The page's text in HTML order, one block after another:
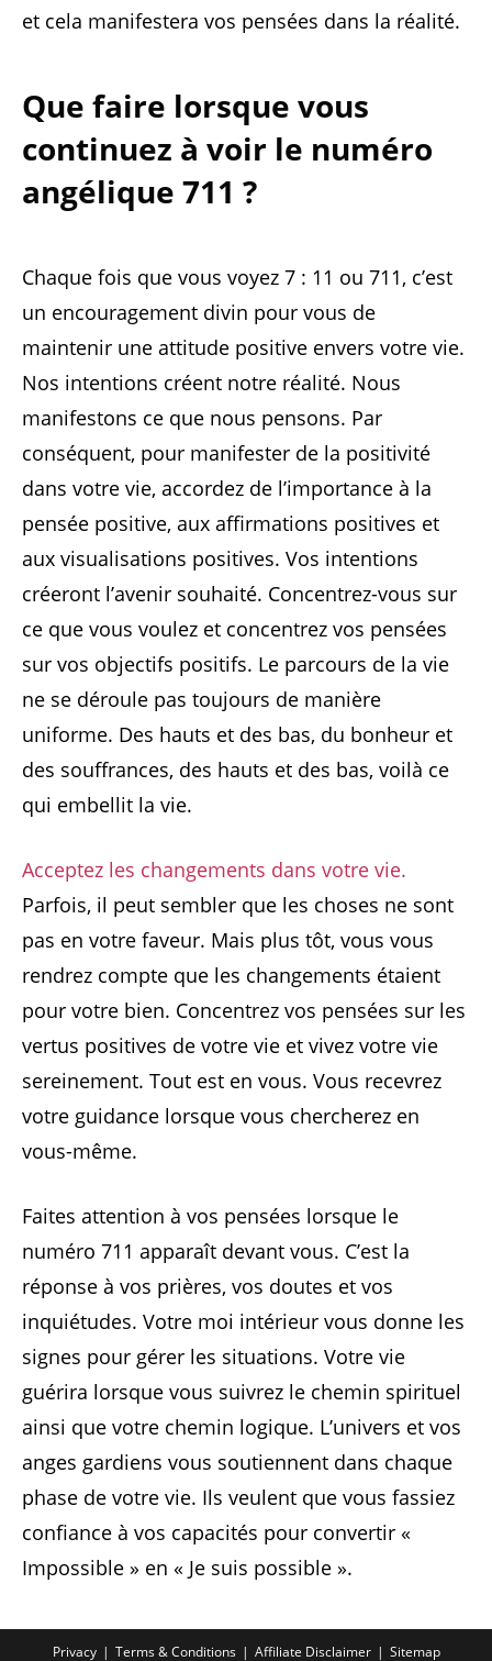
et cela manifestera vos pensées dans la réalité.
Que faire lorsque vous
continuez à voir le numéro
angélique 711 ?
Chaque fois que vous voyez 7 : 11 ou 711, c’est
un encouragement divin pour vous de
maintenir une attitude positive envers votre vie.
Nos intentions créent notre réalité. Nous
manifestons ce que nous pensons. Par
conséquent, pour manifester de la positivité
dans votre vie, accordez de l’importance à la
pensée positive, aux affirmations positives et
aux visualisations positives. Vos intentions
créeront l’avenir souhaité. Concentrez-vous sur
ce que vous voulez et concentrez vos pensées
sur vos objectifs positifs. Le parcours de la vie
ne se déroule pas toujours de manière
uniforme. Des hauts et des bas, du bonheur et
des souffrances, des hauts et des bas, voilà ce
qui embellit la vie.
Acceptez les changements dans votre vie.
Parfois, il peut sembler que les choses ne sont
pas en votre faveur. Mais plus tôt, vous vous
rendrez compte que les changements étaient
pour votre bien. Concentrez vos pensées sur les
vertus positives de votre vie et vivez votre vie
sereinement. Tout est en vous. Vous recevrez
votre guidance lorsque vous chercherez en
vous-même.
Faites attention à vos pensées lorsque le
numéro 711 apparaît devant vous. C’est la
réponse à vos prières, vos doutes et vos
inquiétudes. Votre moi intérieur vous donne les
signes pour gérer les situations. Votre vie
guérira lorsque vous suivrez le chemin spirituel
ainsi que votre chemin logique. L’univers et vos
anges gardiens vous soutiennent dans chaque
phase de votre vie. Ils veulent que vous fassiez
confiance à vos capacités pour convertir «
Impossible » en « Je suis possible ».
Privacy Terms & Conditions Affiliate Disclaimer Sitemap